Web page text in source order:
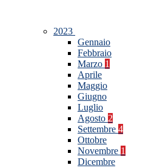
2023
Gennaio
Febbraio
Marzo 1
Aprile
Maggio
Giugno
Luglio
Agosto 2
Settembre 4
Ottobre
Novembre 1
Dicembre